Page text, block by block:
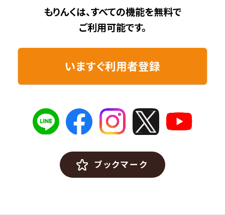
もりんくは、すべての機能を無料で
ご利用可能です。
いますぐ利用者登録
ブックマーク